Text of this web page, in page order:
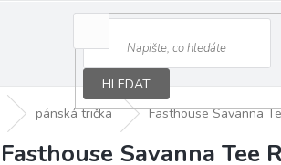
HLEDAT
pánská trička Fasthouse Savanna
Fasthouse Savanna Tee